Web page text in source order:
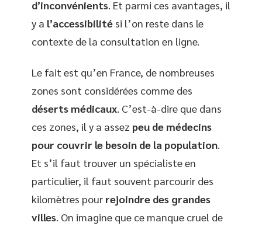
d’inconvénients . Et parmi ces avantages, il
y a l’accessibilité si l’on reste dans le
contexte de la consultation en ligne.
Le fait est qu’en France, de nombreuses
zones sont considérées comme des
déserts médicaux. C’est-à-dire que dans
ces zones, il y a assez peu de médecins
pour couvrir le besoin de la population.
Et s’il faut trouver un spécialiste en
particulier, il faut souvent parcourir des
kilomètres pour rejoindre des grandes
villes. On imagine que ce manque cruel de